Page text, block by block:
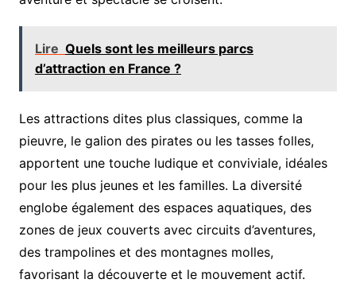
Lire Quels sont les meilleurs parcs
d’attraction en France ?
Les attractions dites plus classiques, comme la
pieuvre, le galion des pirates ou les tasses folles,
apportent une touche ludique et conviviale, idéales
pour les plus jeunes et les familles. La diversité
englobe également des espaces aquatiques, des
zones de jeux couverts avec circuits d’aventures,
des trampolines et des montagnes molles,
favorisant la découverte et le mouvement actif.